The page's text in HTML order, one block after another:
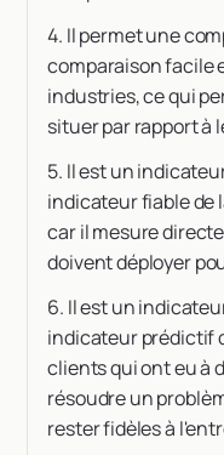
4. Il permet une
comparaison facile
industries, ce qui
situer par rapport à
5. Il est un
indicateur fiable de
car il mesure
doivent déployer
6. Il est un
indicateur prédictif
clients qui ont eu à
résoudre un
rester fidèles à